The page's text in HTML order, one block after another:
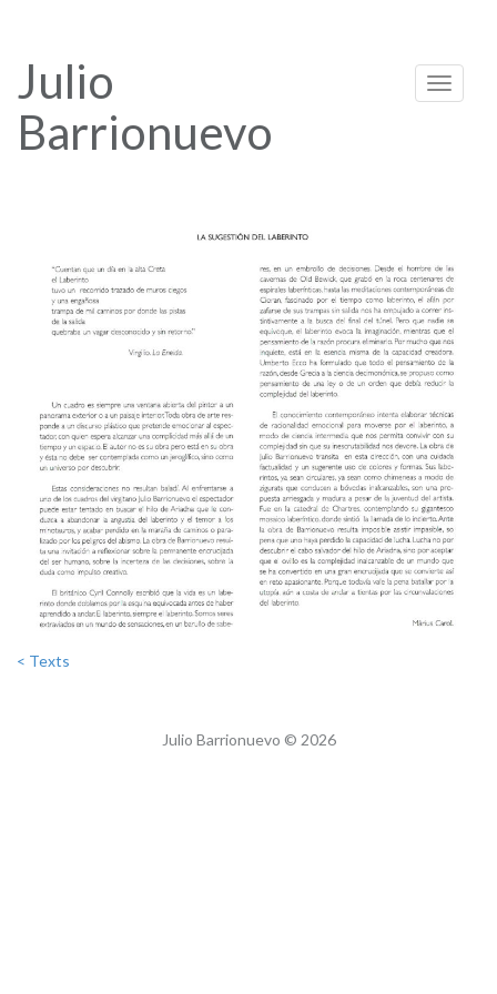
Julio
Barrionuevo
Toggle
< Texts
Julio Barrionuevo © 2026